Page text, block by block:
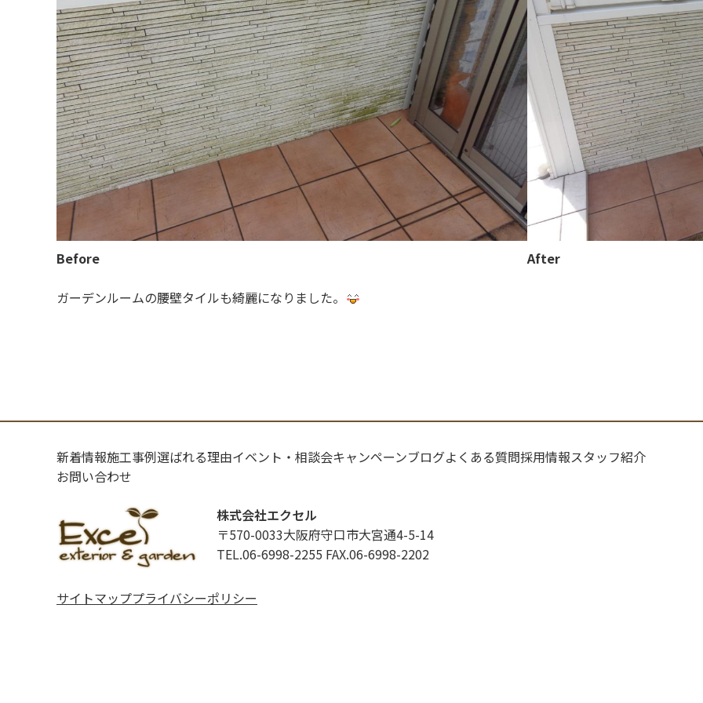
Before
ガーデンルームの腰壁タイルも綺麗になりました。
After
新着情報施工事例選ばれる理由イベント・相談会キャンペーンブログよくある質問採用情報スタッフ紹介
お問い合わせ
株式会社エクセル
〒570-0033大阪府守口市大宮通4-5-14
TEL.06-6998-2255 FAX.06-6998-2202
サイトマッププライバシーポリシー